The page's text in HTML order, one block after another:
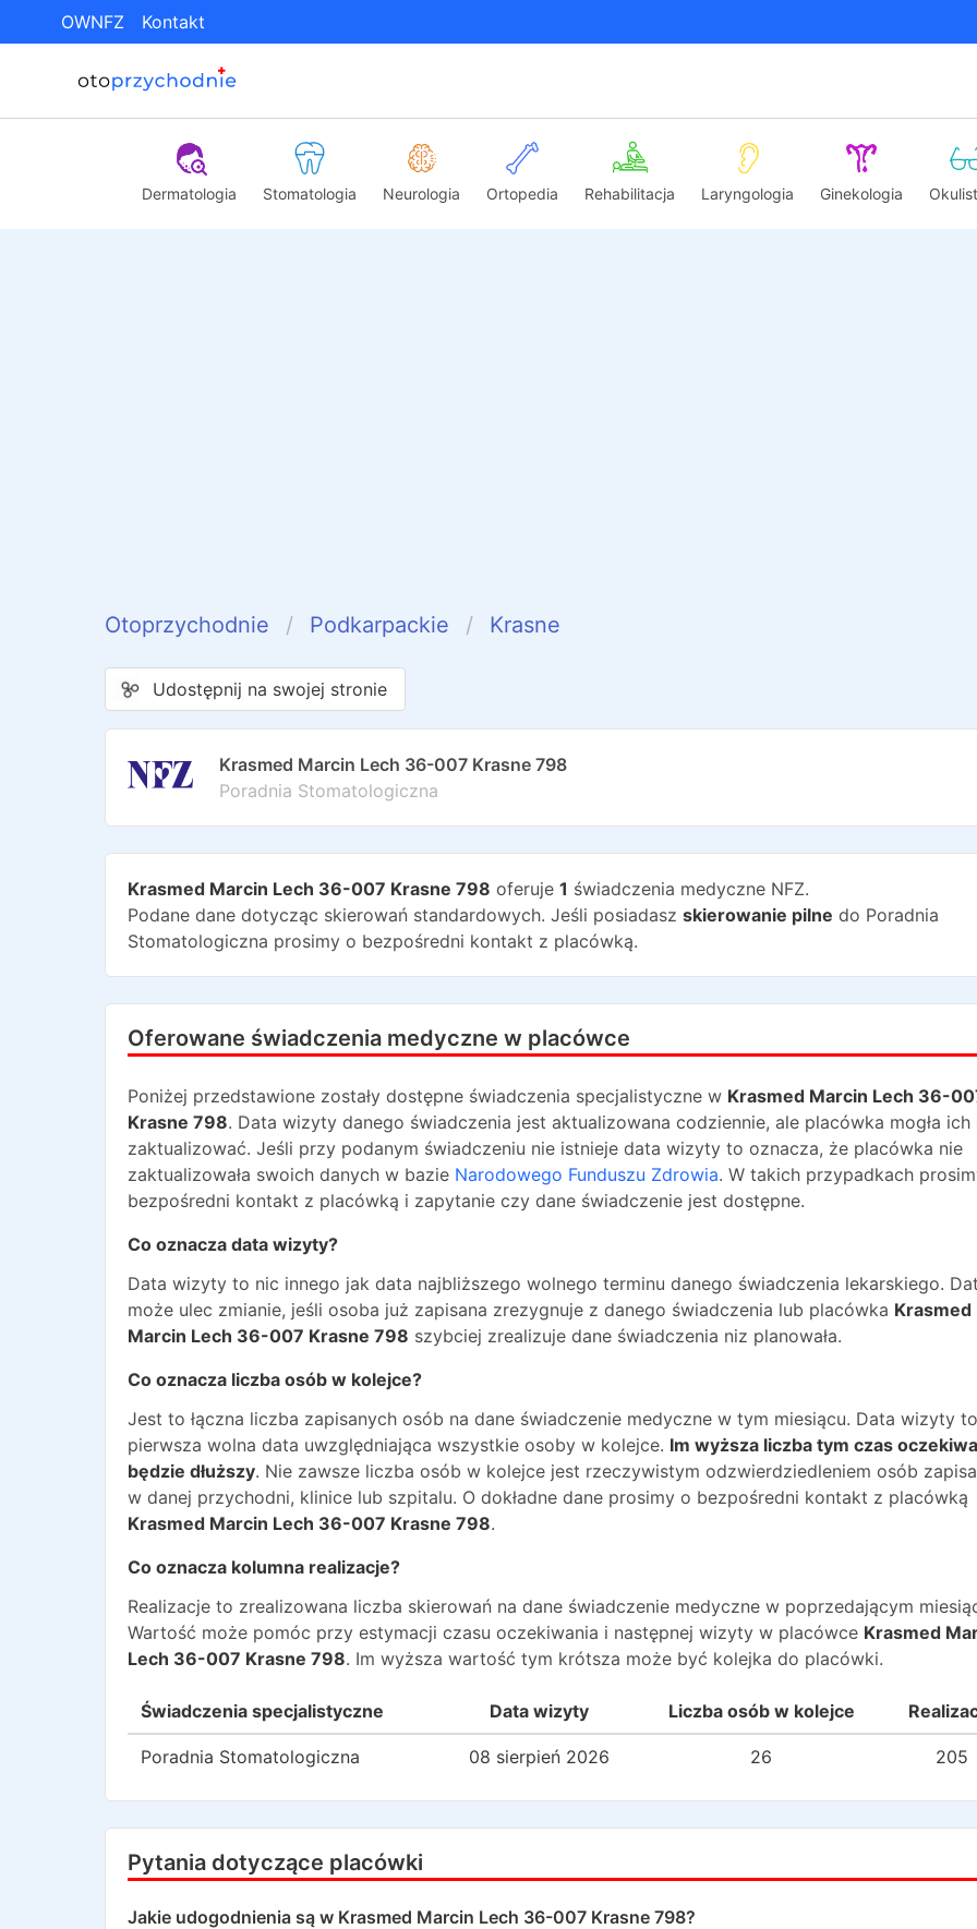
OWNFZ Kontakt
Dermatologia Stomatologia Neurologia Ortopedia Rehabilitacja Laryngologia Ginekologia
Otoprzychodnie Podkarpackie Krasne
Udostępnij na swojej stronie
Krasmed Marcin Lech 36-007 Krasne 798
Poradnia Stomatologiczna
Krasmed Marcin Lech 36-007 Krasne 798 oferuje 1 świadczenia medyczne NFZ.
Podane dane dotycząc skierowań standardowych. Jeśli posiadasz skierowanie pilne do Poradnia
Stomatologiczna prosimy o bezpośredni kontakt z placówką.
Oferowane świadczenia medyczne w placówce
Poniżej przedstawione zostały dostępne świadczenia specjalistyczne w Krasmed Marcin Lech 36-
Krasne 798. Data wizyty danego świadczenia jest aktualizowana codziennie, ale placówka mogła ich
zaktualizować. Jeśli przy podanym świadczeniu nie istnieje data wizyty to oznacza, że placówka nie
zaktualizowała swoich danych w bazie Narodowego Funduszu Zdrowia. W takich przypadkach
bezpośredni kontakt z placówką i zapytanie czy dane świadczenie jest dostępne.
Co oznacza data wizyty?
Data wizyty to nic innego jak data najbliższego wolnego terminu danego świadczenia lekarskiego.
może ulec zmianie, jeśli osoba już zapisana zrezygnuje z danego świadczenia lub placówka Krasmed
Marcin Lech 36-007 Krasne 798 szybciej zrealizuje dane świadczenia niz planowała.
Co oznacza liczba osób w kolejce?
Jest to łączna liczba zapisanych osób na dane świadczenie medyczne w tym miesiącu. Data wizyty to
pierwsza wolna data uwzględniająca wszystkie osoby w kolejce. Im wyższa liczba tym czas
będzie dłuższy. Nie zawsze liczba osób w kolejce jest rzeczywistym odzwierdziedleniem osób
w danej przychodni, klinice lub szpitalu. O dokładne dane prosimy o bezpośredni kontakt z placówką
Krasmed Marcin Lech 36-007 Krasne 798.
Co oznacza kolumna realizacje?
Realizacje to zrealizowana liczba skierowań na dane świadczenie medyczne w poprzedającym
Wartość może pomóc przy estymacji czasu oczekiwania i następnej wizyty w placówce Krasmed
Lech 36-007 Krasne 798. Im wyższa wartość tym krótsza może być kolejka do placówki.
Świadczenia specjalistyczne Data wizyty Liczba osób w kolejce
Poradnia Stomatologiczna 08 sierpień 2026 26 205
Pytania dotyczące placówki
Jakie udogodnienia są w Krasmed Marcin Lech 36-007 Krasne 798?